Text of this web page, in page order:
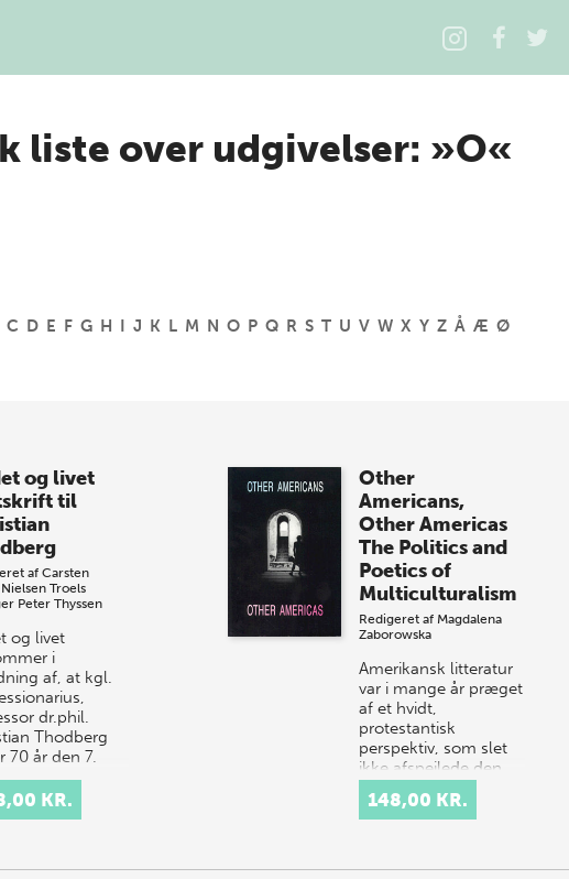
liste over udgivelser: »O«
C D E F G H I J K L M N O P Q R S T U V W X Y Z Å Æ Ø
og livet
til
af Carsten
Troels
Peter Thyssen
og livet
i
af, at kgl.
dr.phil.
Thodberg
70 år den 7.
1999.
KR.
Other
Americans,
Other Americas
The Politics and
Poetics of
Multiculturalism
Redigeret af Magdalena
Zaborowska
Amerikansk litteratur
var i mange år præget
af et hvidt,
protestantisk
perspektiv, som slet
ikke afspejlede den
befolkningssammensætning.
148,00 KR.